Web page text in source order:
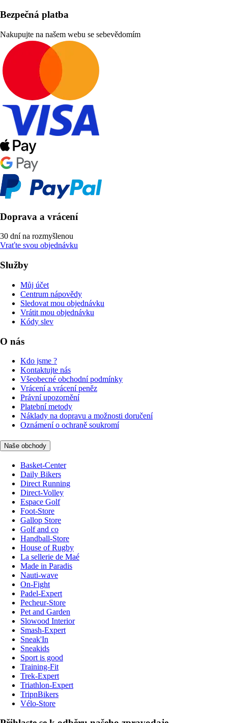
Bezpečná platba
Nakupujte na našem webu se sebevědomím
Doprava a vrácení
30 dní na rozmyšlenou
Vraťte svou objednávku
Služby
Můj účet
Centrum nápovědy
Sledovat mou objednávku
Vrátit mou objednávku
Kódy slev
O nás
Kdo jsme ?
Kontaktujte nás
Všeobecné obchodní podmínky
Vrácení a vrácení peněz
Právní upozornění
Platební metody
Náklady na dopravu a možnosti doručení
Oznámení o ochraně soukromí
Naše obchody
Basket-Center
Daily Bikers
Direct Running
Direct-Volley
Espace Golf
Foot-Store
Gallop Store
Golf and co
Handball-Store
House of Rugby
La sellerie de Maé
Made in Paradis
Nauti-wave
On-Fight
Padel-Expert
Pecheur-Store
Pet and Garden
Slowood Interior
Smash-Expert
Sneak'In
Sneakids
Sport is good
Training-Fit
Trek-Expert
Triathlon-Expert
TripnBikers
Vélo-Store